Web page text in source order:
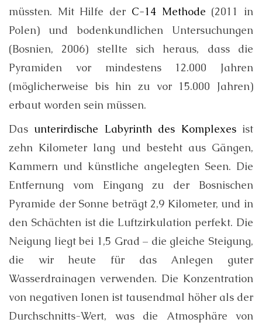
müssten. Mit Hilfe der C-14 Methode (2011 in
Polen) und bodenkundlichen Untersuchungen
(Bosnien, 2006) stellte sich heraus, dass die
Pyramiden vor mindestens 12.000 Jahren
(möglicherweise bis hin zu vor 15.000 Jahren)
erbaut worden sein müssen.
Das unterirdische Labyrinth des Komplexesist
zehn Kilometer lang und besteht aus Gängen,
Kammern und künstliche angelegten Seen. Die
Entfernung vom Eingang zu der Bosnischen
Pyramide der Sonne beträgt 2,9 Kilometer, und in
den Schächten ist die Luftzirkulation perfekt. Die
Neigung liegt bei 1,5 Grad – die gleiche Steigung,
die wir heute für das Anlegen guter
Wasserdrainagen verwenden. Die Konzentration
von negativen Ionen ist tausendmal höher als der
Durchschnitts-Wert, was die Atmosphäre von